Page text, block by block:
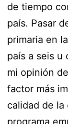
de tiempo
país. Pasar
primaria en
país a seis u
mi opinión
factor más
calidad de la
programa